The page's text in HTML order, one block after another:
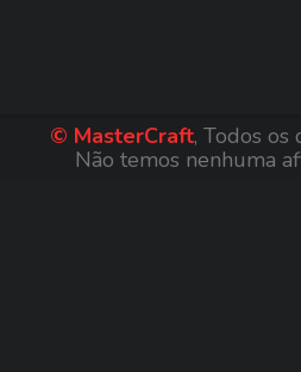
© MasterCraft, Todos os
Não temos nenhuma